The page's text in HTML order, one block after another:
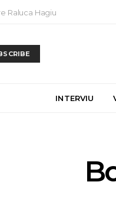
Raluca Hagiu
INTERVIU